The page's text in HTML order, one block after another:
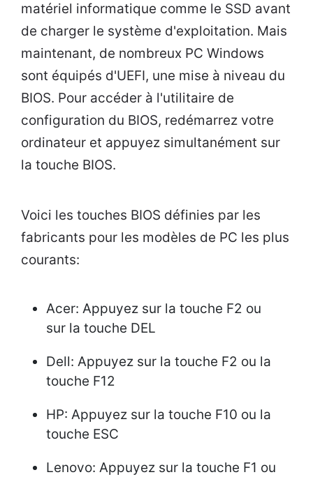
matériel informatique comme le SSD avant
de charger le système d'exploitation. Mais
maintenant, de nombreux PC Windows
sont équipés d'UEFI, une mise à niveau du
BIOS. Pour accéder à l'utilitaire de
configuration du BIOS, redémarrez votre
ordinateur et appuyez simultanément sur
la touche BIOS.
Voici les touches BIOS définies par les
fabricants pour les modèles de PC les plus
courants:
Acer: Appuyez sur la touche F2 ou
sur la touche DEL
Dell: Appuyez sur la touche F2 ou la
touche F12
HP: Appuyez sur la touche F10 ou la
touche ESC
Lenovo: Appuyez sur la touche F1 ou